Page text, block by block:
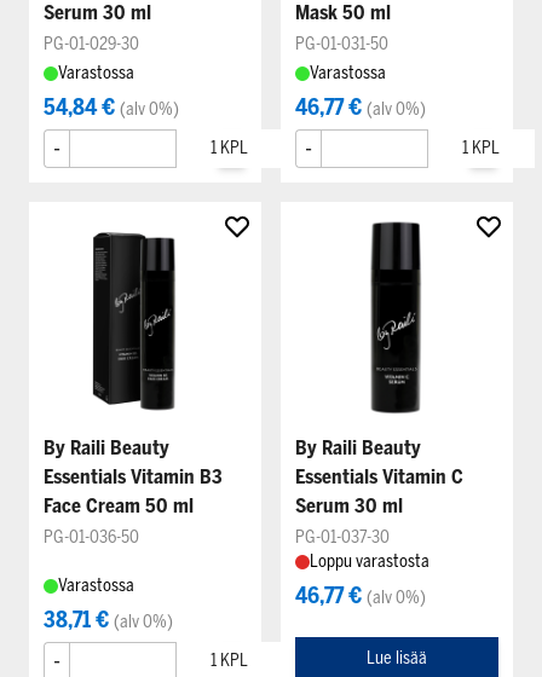
Serum 30 ml
PG-01-029-30
Varastossa
54,84 € (alv 0%)
-
Mask 50 ml
PG-01-031-50
Varastossa
46,77 € (alv 0%)
-
By Raili Beauty
Essentials Vitamin B3
Face Cream 50 ml
PG-01-036-50
Varastossa
38,71 € (alv 0%)
-
By Raili Beauty
Essentials Vitamin C
Serum 30 ml
PG-01-037-30
Loppu varastosta
46,77 € (alv 0%)
Lue lisää